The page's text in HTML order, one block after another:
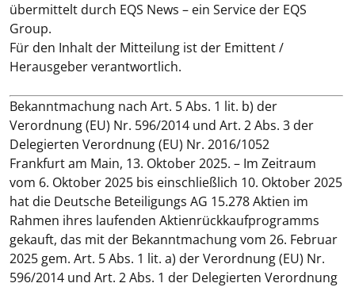
übermittelt durch EQS News – ein Service der EQS
Group.
Für den Inhalt der Mitteilung ist der Emittent /
Herausgeber verantwortlich.
Bekanntmachung nach Art. 5 Abs. 1 lit. b) der
Verordnung (EU) Nr. 596/2014 und Art. 2 Abs. 3 der
Delegierten Verordnung (EU) Nr. 2016/1052
Frankfurt am Main, 13. Oktober 2025. – Im Zeitraum
vom 6. Oktober 2025 bis einschließlich 10. Oktober 2025
hat die Deutsche Beteiligungs AG 15.278 Aktien im
Rahmen ihres laufenden Aktienrückkaufprogramms
gekauft, das mit der Bekanntmachung vom 26. Februar
2025 gem. Art. 5 Abs. 1 lit. a) der Verordnung (EU) Nr.
596/2014 und Art. 2 Abs. 1 der Delegierten Verordnung